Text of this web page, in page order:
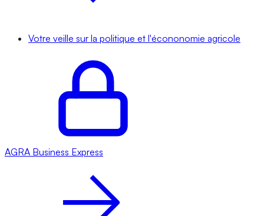
Votre veille sur la politique et l'écononomie agricole
AGRA Business Express